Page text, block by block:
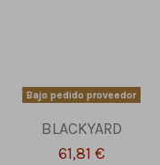
Bajo pedido proveedor
BLACKYARD
61,81 €